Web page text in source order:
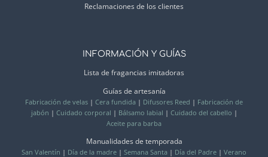
Reclamaciones de los clientes
INFORMACIÓN Y GUÍAS
Lista de fragancias imitadoras
Guías de artesanía
Fabricación de velas | Cera fundida | Difusores Reed | Fabricación de
jabón | Cuidado corporal | Bálsamo labial | Cuidado del cabello |
Aceite para barba
Manualidades de temporada
San Valentín | Día de la madre | Semana Santa | Día del Padre | Verano